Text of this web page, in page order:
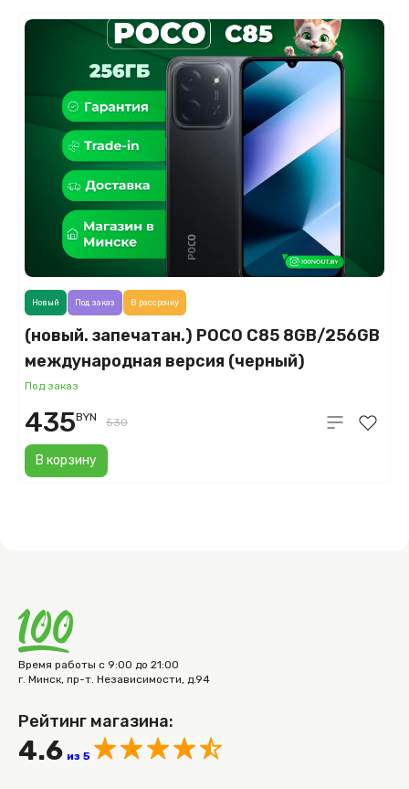
(новый. запечатан.) POCO C85 8GB/256GB
международная версия (черный)
Под заказ
В корзину
Новый Под заказ В рассрочку
435BYN 530
Время работы с 9:00 до 21:00
г. Минск, пр-т. Независимости, д.94
Рейтинг магазина:
4.6 из 5